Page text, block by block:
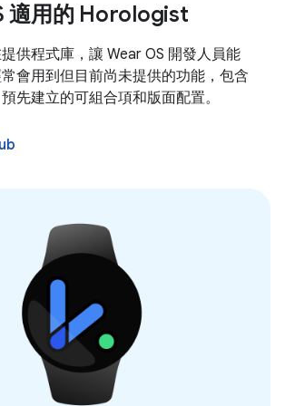
適用的 Horologist
供程式庫，讓 Wear OS 開發人員能
會用到但目前尚未提供的功能，包含
先建立的可組合項和版面配置。